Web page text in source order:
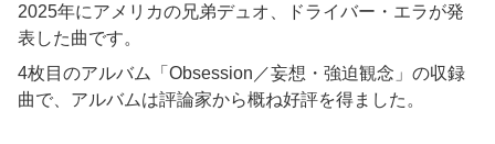
2025年にアメリカの兄弟デュオ、ドライバー・エラが発
表した曲です。
4枚目のアルバム「Obsession／妄想・強迫観念」の収録
曲で、アルバムは評論家から概ね好評を得ました。